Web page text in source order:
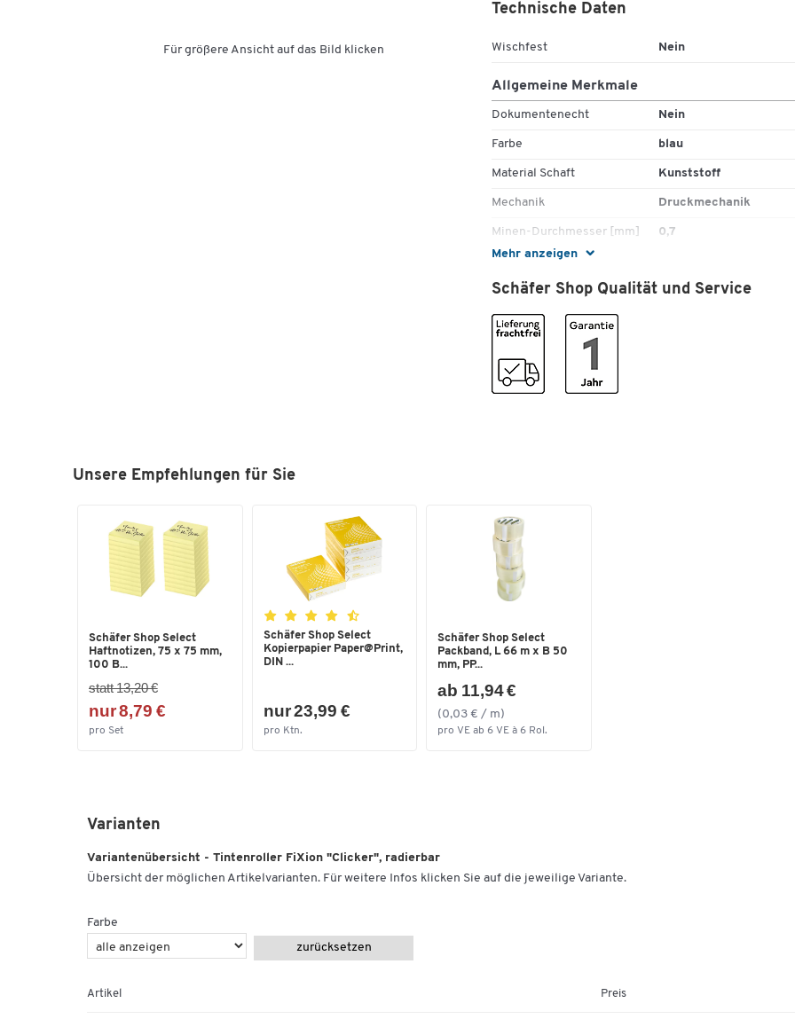
Für größere Ansicht auf das Bild klicken
Mehr anzeigen
Technische Daten
Wischfest Nein
Allgemeine Merkmale
Dokumentenecht Nein
Farbe blau
Material Schaft Kunststoff
Mechanik Druckmechanik
Minen-Durchmesser [mm] 0,7
Minentyp
FriXion Ball/Clicker
Radierbar
Rutschfester Griff
Schnell trocknend
Maße
Durchmesser Mine [mm]
Schäfer Shop Qualität und Service
Unsere Empfehlungen für Sie
Schäfer Shop Select
Haftnotizen, 75 x 75 mm,
100 B...
statt 13,20 €
nur 8,79 €
pro Set
Schäfer Shop Select
Kopierpapier Paper@Print,
DIN ...
nur 23,99 €
pro Ktn.
Schäfer Shop Select
Packband, L 66 m x B 50
mm, PP...
ab 11,94 €
(0,03 € / m)
pro VE ab 6 VE à 6 Rol.
Varianten
Variantenübersicht - Tintenroller FiXion "Clicker", radierbar
Übersicht der möglichen Artikelvarianten. Für weitere Infos klicken Sie auf die jeweilige Variante.
Farbe
zurücksetzen
Artikel Preis